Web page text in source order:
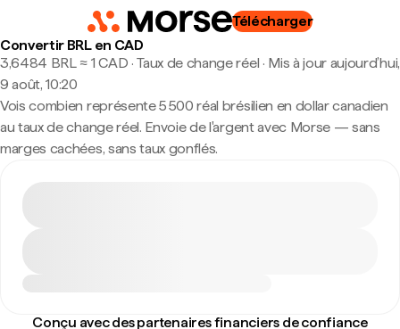
Télécharger
Convertir BRL en CAD
3,6484 BRL ≈ 1 CAD · Taux de change réel · Mis à jour aujourd’hui,
9 août, 10:20
Vois combien représente 5 500 réal brésilien en dollar canadien
au taux de change réel. Envoie de l'argent avec Morse — sans
marges cachées, sans taux gonflés.
Conçu avec des partenaires financiers de confiance